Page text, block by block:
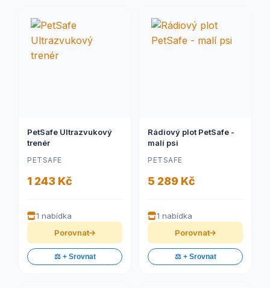
PetSafe Ultrazvukový
trenér
PETSAFE
1 243 Kč
1 nabídka
Porovnat
⚖️ + Srovnat
Rádiový plot PetSafe -
malí psi
PETSAFE
5 289 Kč
1 nabídka
Porovnat
⚖️ + Srovnat